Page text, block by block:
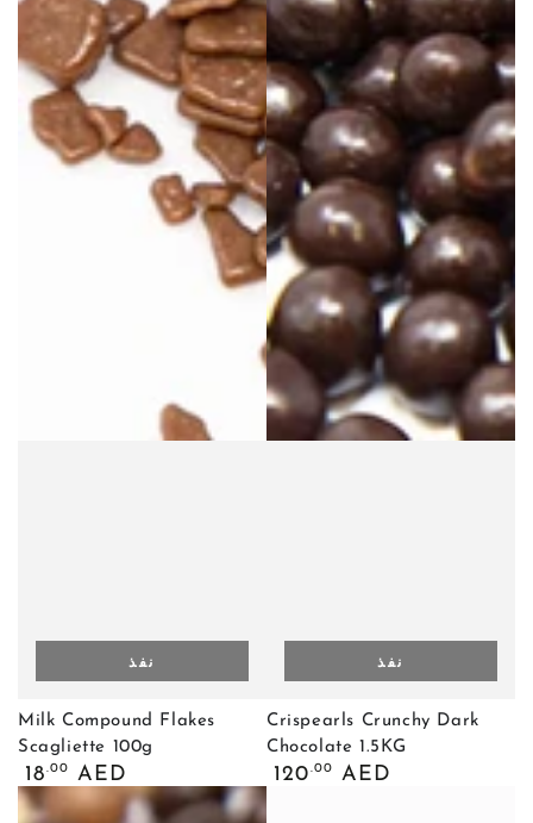
Milk Compound Flakes
Scagliette 100g
السعر
العادي
18.00 AED
نفذ
Crispearls Crunchy Dark
Chocolate 1.5KG
السعر
120.00 AED
نفذ